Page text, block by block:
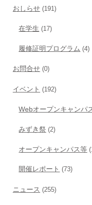
おしらせ (191)
在学生 (17)
履修証明プログラム (4)
お問合せ (0)
イベント (192)
Webオープンキャンパ
みずき祭 (2)
オープンキャンパス等
開催レポート (73)
ニュース (255)